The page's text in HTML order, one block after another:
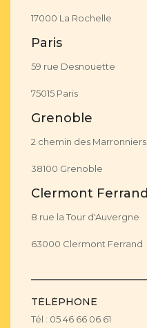
17000 La Rochelle
Paris
59 rue Desnouette
75015 Paris
Grenoble
2 chemin des Marronniers
38100 Grenoble
Clermont Ferrand
8 rue la Tour d'Auvergne
63000 Clermont Ferrand
TÉLÉPHONE
Tél : 05 46 66 06 61